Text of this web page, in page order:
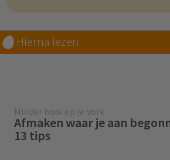
Hierna lezen
Minder hooi op je vork
Afmaken waar je aan
13 tips